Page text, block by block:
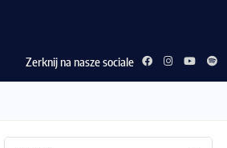
Zerknij na nasze sociale